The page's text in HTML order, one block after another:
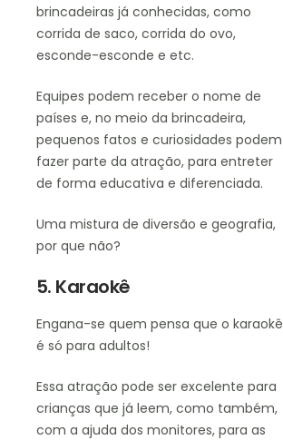
brincadeiras já conhecidas, como
corrida de saco, corrida do ovo,
esconde-esconde e etc.
Equipes podem receber o nome de
países e, no meio da brincadeira,
pequenos fatos e curiosidades podem
fazer parte da atração, para entreter
de forma educativa e diferenciada.
Uma mistura de diversão e geografia,
por que não?
5. Karaokê
Engana-se quem pensa que o karaokê
é só para adultos!
Essa atração pode ser excelente para
crianças que já leem, como também,
com a ajuda dos monitores, para as